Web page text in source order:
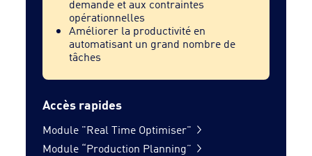
demande et aux contraintes
opérationnelles
Améliorer la productivité en
automatisant un grand nombre de
tâches
Accès rapides
Module "Real Time Optimiser"
Module “Production Planning”